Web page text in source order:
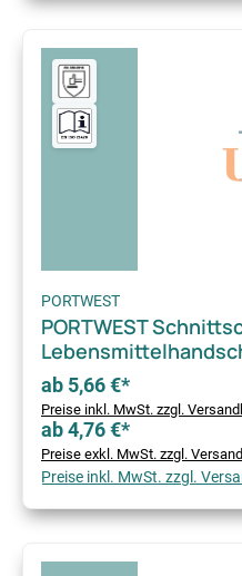
PORTWEST
PORTWEST
ab 5,66 €*
Preise inkl. MwSt. zzgl.
ab 4,76 €*
Preise exkl. MwSt. zzgl.
Preise inkl. MwSt. zzgl.